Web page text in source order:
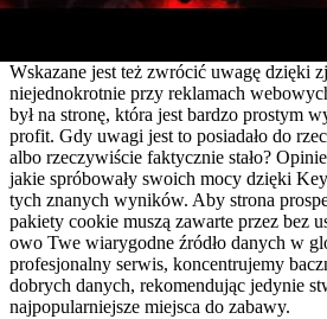
Wskazane jest też zwrócić uwagę dzięki
niejednokrotnie przy reklamach
był na stronę, która jest bardzo prostym
profit. Gdy uwagi jest to posiadało do
albo rzeczywiście faktycznie stało?
jakie spróbowały swoich mocy dzięki
tych znanych wyników. Aby strona
pakiety cookie muszą zawarte przez bez
owo Twe wiarygodne źródło danych w
profesjonalny serwis, koncentrujemy
dobrych danych, rekomendując jedynie
najpopularniejsze miejsca do zabawy.